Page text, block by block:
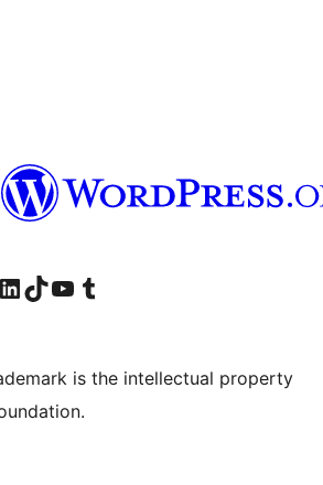
हमारे लिंक्डइन खाते पर जाएँहमारे टिकटॉक खाते पर जाएँहमारे यूट्यूब चैनल पर जाएंहमारे Tumblr खाते पर जाएँ
is the intellectual property